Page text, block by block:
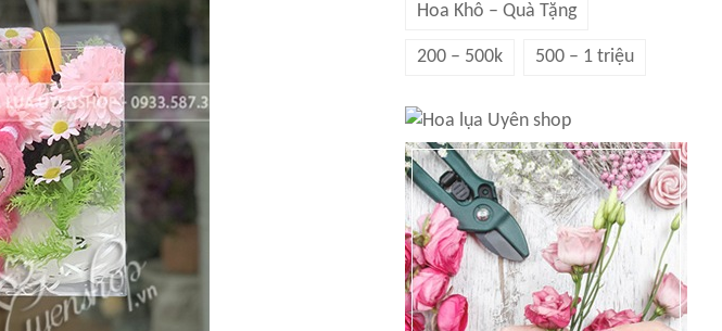
Hoa Khô – Quà Tặng
200 – 500k 500 – 1 triệu